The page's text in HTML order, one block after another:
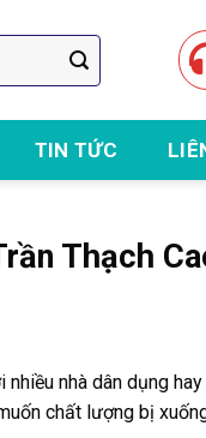
TIN TỨC
Thạch
nhà dân dụng
chất lượng bị